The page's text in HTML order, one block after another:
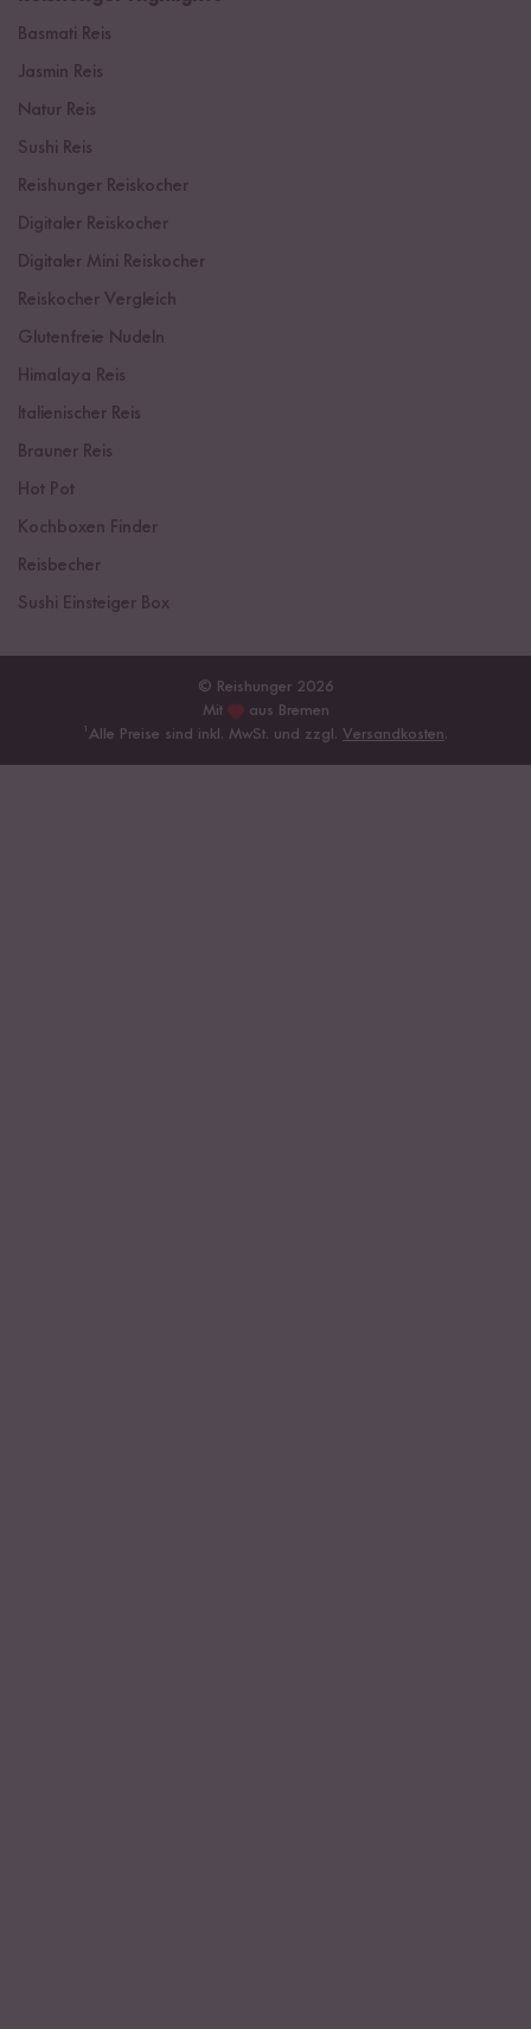
Basmati Reis
Jasmin Reis
Natur Reis
Sushi Reis
Reishunger Reiskocher
Digitaler Reiskocher
Digitaler Mini Reiskocher
Reiskocher Vergleich
Glutenfreie Nudeln
Himalaya Reis
Italienischer Reis
Brauner Reis
Hot Pot
Kochboxen Finder
Reisbecher
Sushi Einsteiger Box
© Reishunger 2026
Mit
aus Bremen
¹Alle Preise sind inkl. MwSt. und zzgl. Versandkosten.